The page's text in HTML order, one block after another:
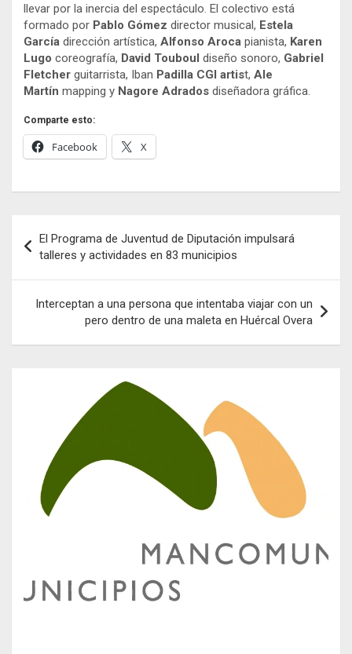
llevar por la inercia del espectáculo. El colectivo está
formado por Pablo Gómez director musical, Estela
García dirección artística, Alfonso Aroca pianista, Karen
Lugo coreografía, David Touboul diseño sonoro, Gabriel
Fletcher guitarrista, Iban Padilla CGI artist, Ale
Martín mapping y Nagore Adrados diseñadora gráfica.
Comparte esto:
Facebook X
de
entradas
El Programa de Juventud de Diputación impulsará
talleres y actividades en 83 municipios
Interceptan a una persona que intentaba viajar con un
pero dentro de una maleta en Huércal Overa